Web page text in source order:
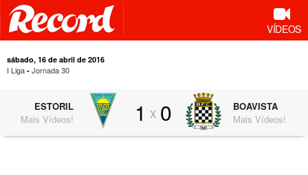
VÍDEOS
sábado, 16 de abril de 2016
I Liga - Jornada 30
ESTORIL
Mais Vídeos!
1 x 0
BOAVISTA
Mais Vídeos!